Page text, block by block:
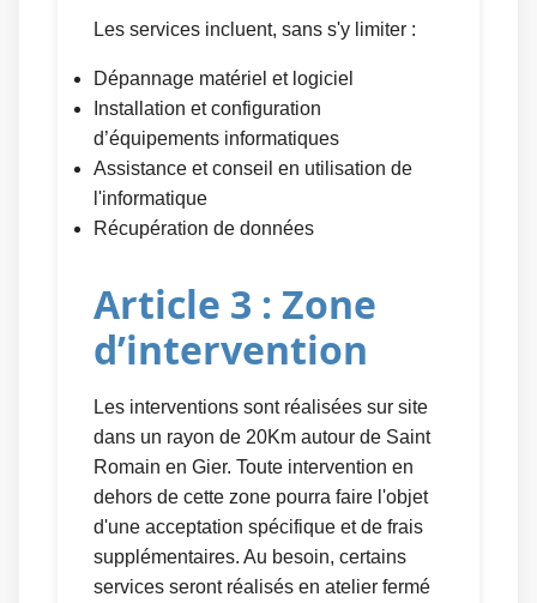
Les services incluent, sans s'y limiter :
Dépannage matériel et logiciel
Installation et configuration
d’équipements informatiques
Assistance et conseil en utilisation de
l'informatique
Récupération de données
Article 3 : Zone
d’intervention
Les interventions sont réalisées sur site
dans un rayon de 20Km autour de Saint
Romain en Gier. Toute intervention en
dehors de cette zone pourra faire l'objet
d'une acceptation spécifique et de frais
supplémentaires. Au besoin, certains
services seront réalisés en atelier fermé